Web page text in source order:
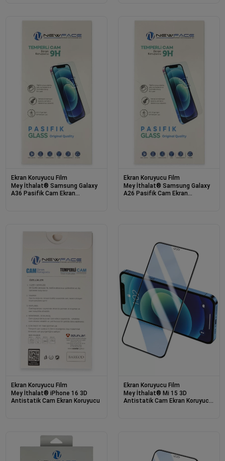
Ekran Koruyucu Film
Mey İthalat® Samsung Galaxy
A36 Pasifik Cam Ekran
Ekran Koruyucu Film
Mey İthalat® Samsung Galaxy
A26 Pasifik Cam Ekran
Ekran Koruyucu Film
Mey İthalat® iPhone 16 3D
Antistatik Cam Ekran Koruyucu
Ekran Koruyucu Film
Mey İthalat® Mi 15 3D
Antistatik Cam Ekran Koruyucu